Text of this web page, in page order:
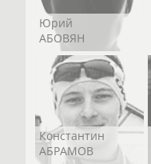
Юрий
АБОВЯН
Константин
АБРАМОВ